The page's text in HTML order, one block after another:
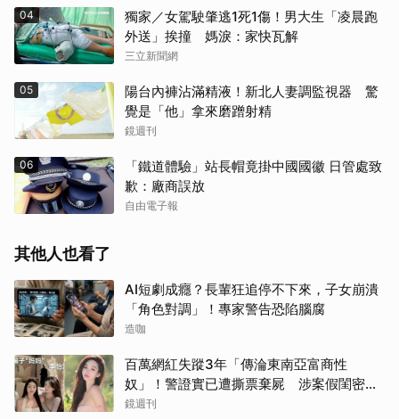
04
獨家／女駕駛肇逃1死1傷！男大生「凌晨跑
外送」挨撞 媽淚：家快瓦解
三立新聞網
05
陽台內褲沾滿精液！新北人妻調監視器 驚
覺是「他」拿來磨蹭射精
鏡週刊
06
「鐵道體驗」站長帽竟掛中國國徽 日管處致
歉：廠商誤放
自由電子報
其他人也看了
AI短劇成癮？長輩狂追停不下來，子女崩潰
「角色對調」！專家警告恐陷腦腐
造咖
百萬網紅失蹤3年「傳淪東南亞富商性
奴」！警證實已遭撕票棄屍 涉案假閨密近
況曝光
鏡週刊